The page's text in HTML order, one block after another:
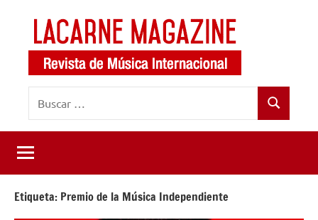
contenido
LaCarne
Magazine
de
música
internacional
Buscar
Etiqueta: Premio de la Música Independiente